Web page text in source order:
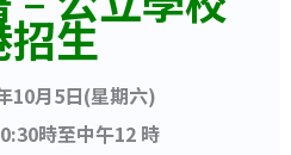
生
10月5日(星期六)
時至中午12 時